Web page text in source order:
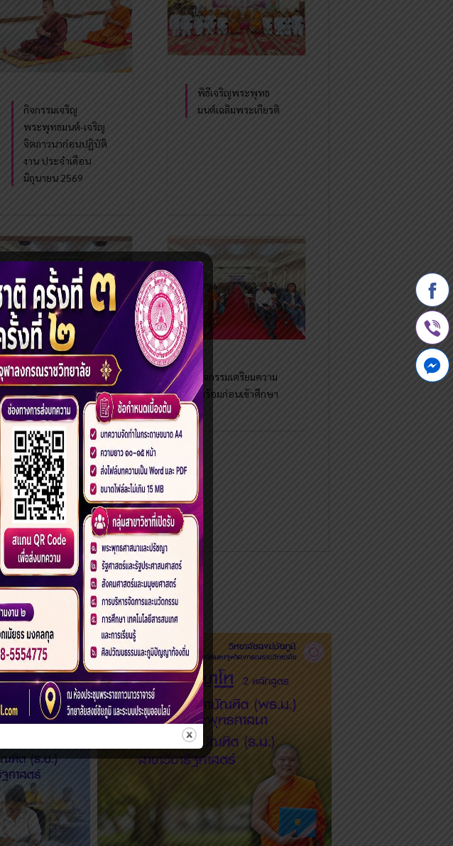
กิจกรรมเจริญ
พระพุทธมนต์-เจริญ
จิตภาวนาก่อนปฏิบัติ
งาน ประจำเดือน
มิถุนายน 2569
พิธีเจริญพระพุทธ
มนต์เฉลิมพระเกียรติ
ปัจฉิมนิเทศนิสิต
กิจกรรมเตรียมความ
พร้อมก่อนเข้าศึกษา
5 › »